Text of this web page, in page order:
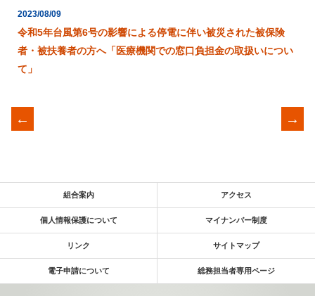
2023/08/09
令和5年台風第6号の影響による停電に伴い被災された被保険
者・被扶養者の方へ「医療機関での窓口負担金の取扱いについ
て」
← →
組合案内 アクセス
個人情報保護について マイナンバー制度
リンク サイトマップ
電子申請について 総務担当者専用ページ